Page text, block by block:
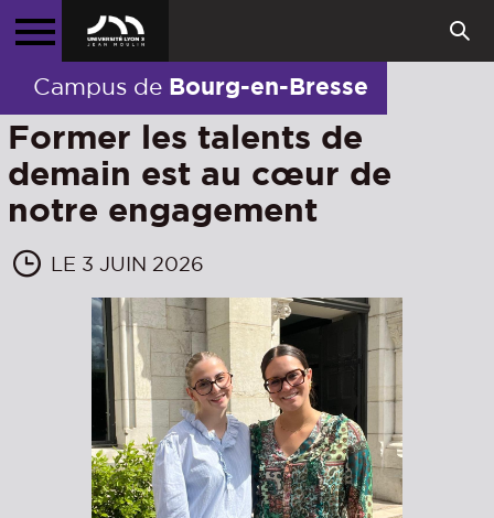
Campus de Bourg-en-Bresse
Former les talents de
demain est au cœur de
notre engagement
LE 3 JUIN 2026